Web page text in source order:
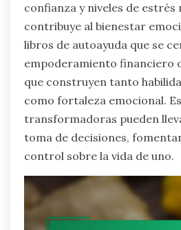
confianza y niveles de estrés
contribuye al bienestar
libros de autoayuda que se
empoderamiento financiero
que construyen tanto
como fortaleza emocional.
transformadoras pueden
toma de decisiones,
control sobre la vida de uno.